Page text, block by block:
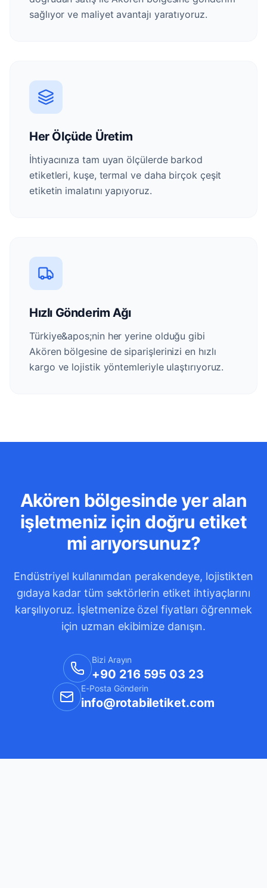
sağlıyor ve maliyet avantajı yaratıyoruz.
Her Ölçüde Üretim
İhtiyacınıza tam uyan ölçülerde barkod
etiketleri, kuşe, termal ve daha birçok çeşit
etiketin imalatını yapıyoruz.
Hızlı Gönderim Ağı
Türkiye&apos;nin her yerine olduğu gibi
Akören bölgesine de siparişlerinizi en hızlı
kargo ve lojistik yöntemleriyle ulaştırıyoruz.
Akören bölgesinde yer alan
işletmeniz için doğru etiket
mi arıyorsunuz?
Endüstriyel kullanımdan perakendeye, lojistikten
gıdaya kadar tüm sektörlerin etiket ihtiyaçlarını
karşılıyoruz. İşletmenize özel fiyatları öğrenmek
için uzman ekibimize danışın.
Bizi Arayın
+90 216 595 03 23
E-Posta Gönderin
info@rotabiletiket.com